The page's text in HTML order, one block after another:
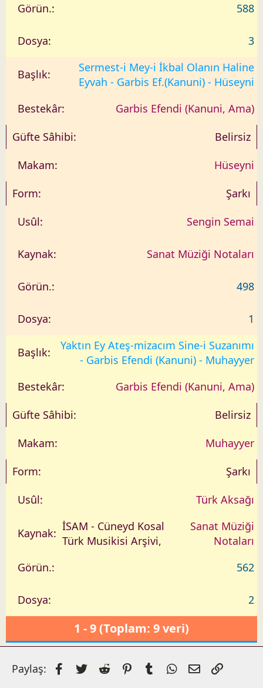
588
3
Sermest-i Mey-i İkbal Olanın Haline
Eyvah - Garbis Ef.(Kanuni) - Hüseyni
Garbis Efendi (Kanuni, Ama)
Belirsiz
Hüseyni
Şarkı
Sengin Semai
Sanat Müziği Notaları
498
1
Yaktın Ey Ateş-mizacım Sine-i Suzanımı
- Garbis Efendi (Kanuni) - Muhayyer
Garbis Efendi (Kanuni, Ama)
Belirsiz
Muhayyer
Şarkı
Türk Aksağı
İSAM - Cüneyd Kosal
Türk Musikisi Arşivi,
Sanat Müziği
Notaları
562
2
1 - 9 (Toplam: 9 veri)
Paylaş: FacebookTwitterReddit PinterestTumblrWhatsApp
E-posta